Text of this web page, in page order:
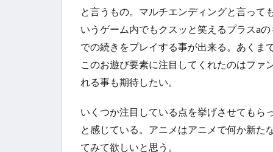
と言うもの。マルチエンディングと言っ
いうゲーム内でもクスッと笑えるプラスa
での続きをプレイする事が出来る。あくま
このお遊び要素に注目してくれたのはフ
れる事も期待したい。
いくつか注目している点を挙げさせてもら
と感じている。アニメはアニメで何か新
てみて欲しいと思う。